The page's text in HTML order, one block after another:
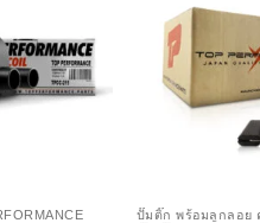
ปั๊มติ๊ก พร้อมลูกลอย